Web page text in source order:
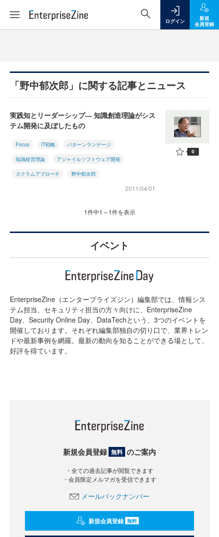
ログイン
新規
会員登録
「野中郁次郎」に関する記事とニュース
実践知とリーダーシップ― 知識創造理論がシス
テム開発に及ぼしたもの
Focus IT戦略 パターンランゲージ
知識経営理論 アジャイルソフトウェア開発
スクラムアプローチ 野中郁次郎
2011/04/01
0
1件中1～1件を表示
イベント
EnterpriseZine（エンタープライズジン）編集部では、情報シス
テム担当、セキュリティ担当の方々向けに、EnterpriseZine
Day、Security Online Day、DataTechという、3つのイベントを
開催しております。それぞれ編集部独自の切り口で、業界トレン
ドや最新事例を網羅。最新の動向を知ることができる場として、
好評を得ています。
新規会員登録 無料 のご案内
・全ての過去記事が閲覧できます
・会員限定メルマガを受信できます
メールバックナンバー
新規会員登録 無料